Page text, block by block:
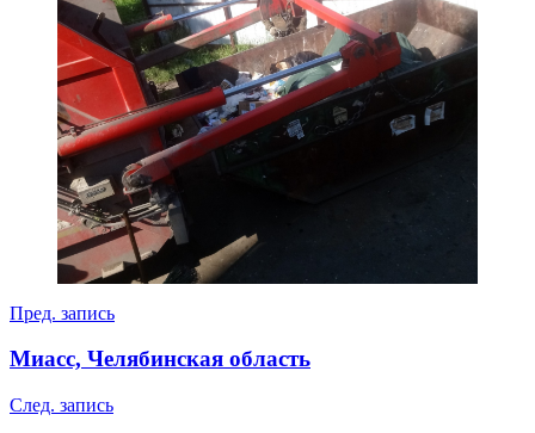
Навигация
по
Пред. запись
Миасс, Челябинская область
След. запись